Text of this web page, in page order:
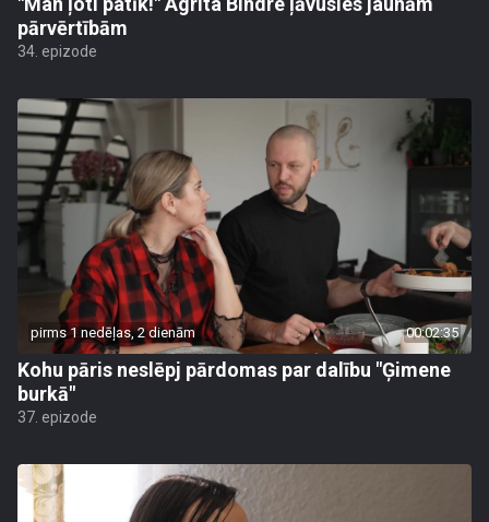
pārvērtībām
34. epizode
pirms 1 nedēļas, 2 dienām 00:02:35
Kohu pāris neslēpj pārdomas par dalību "Ģimene
burkā"
37. epizode